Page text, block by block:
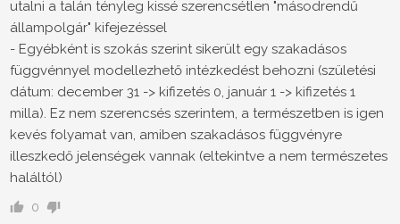
utalni a talán tényleg kissé szerencsétlen "másodrendű
állampolgár" kifejezéssel
- Egyébként is szokás szerint sikerült egy szakadásos
függvénnyel modellezhető intézkedést behozni (születési
dátum: december 31 -> kifizetés 0, január 1 -> kifizetés 1
milla). Ez nem szerencsés szerintem, a természetben is igen
kevés folyamat van, amiben szakadásos függvényre
illeszkedő jelenségek vannak (eltekintve a nem természetes
haláltól)
0